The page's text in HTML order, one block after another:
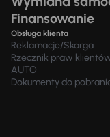
Finansowanie
Obsługa klienta
Reklamacje/Skarga
Rzecznik praw
AUTO
Dokumenty do